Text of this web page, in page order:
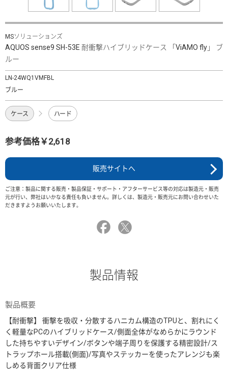
MSソリューションズ
AQUOS sense9 SH-53E 耐衝撃ハイブリッドケース 「ViAMO fly」 ブ
ルー
LN-24WQ1VMFBL
ブルー
ケース ハード
参考価格￥2,618
販売サイトへ
ご注意：製品に関する販売・製品保証・サポート・アフターサービス等の対応は製造元・販売
元が行い、弊社はいかなる責任も負いません。詳しくは、製造元・販売元にお問い合わせいた
だきますようお願いいたします。
製品情報
製品概要
【耐衝撃】 衝撃を吸収・分散するハニカム構造のTPUと、割れにく
く軽量なPCのハイブリッドケース/側面全体がなめらかにラウンド
した持ちやすいデザイン/ボタンや端子周りを保護する精密設計/ス
トラップホール搭載(側面)/写真やステッカーを使ったアレンジも楽
しめる背面クリア仕様